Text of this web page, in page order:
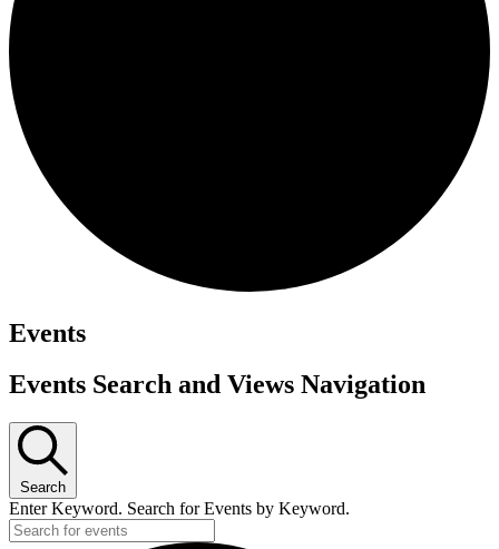
Events
Events Search and Views Navigation
Search
Enter Keyword. Search for Events by Keyword.